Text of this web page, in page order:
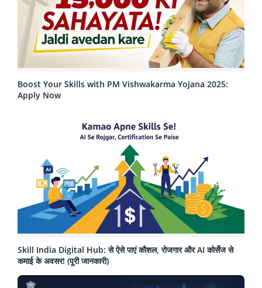
Boost Your Skills with PM Vishwakarma Yojana 2025:
Apply Now
Skill India Digital Hub: से ऐसे पाएं कौशल, रोजगार और AI कोर्सेज से
कमाई के अवसर! (पूरी जानकारी)